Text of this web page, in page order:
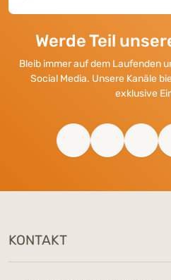
Werde Teil
Bleib immer auf dem Laufenden
Social Media. Unsere Kanäle
exklusive
KONTAKT